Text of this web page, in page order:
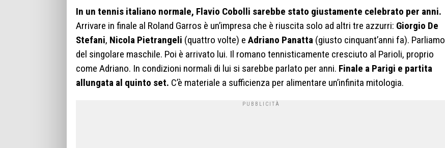
In un tennis italiano normale, Flavio Cobolli sarebbe stato giustamente celebrato per anni.
Arrivare in finale al Roland Garros è un’impresa che è riuscita solo ad altri tre azzurri: Giorgio De
Stefani, Nicola Pietrangeli (quattro volte) e Adriano Panatta (giusto cinquant’anni fa). Parliamo
del singolare maschile. Poi è arrivato lui. Il romano tennisticamente cresciuto al Parioli, proprio
come Adriano. In condizioni normali di lui si sarebbe parlato per anni. Finale a Parigi e partita
allungata al quinto set. C’è materiale a sufficienza per alimentare un’infinita mitologia.